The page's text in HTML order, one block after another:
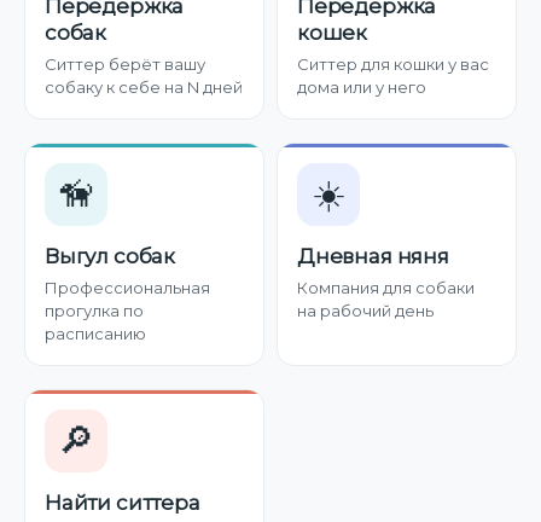
Передержка
собак
Ситтер берёт вашу
собаку к себе на N дней
Передержка
кошек
Ситтер для кошки у вас
дома или у него
🦮
Выгул собак
Профессиональная
прогулка по
расписанию
☀️
Дневная няня
Компания для собаки
на рабочий день
🔎
Найти ситтера